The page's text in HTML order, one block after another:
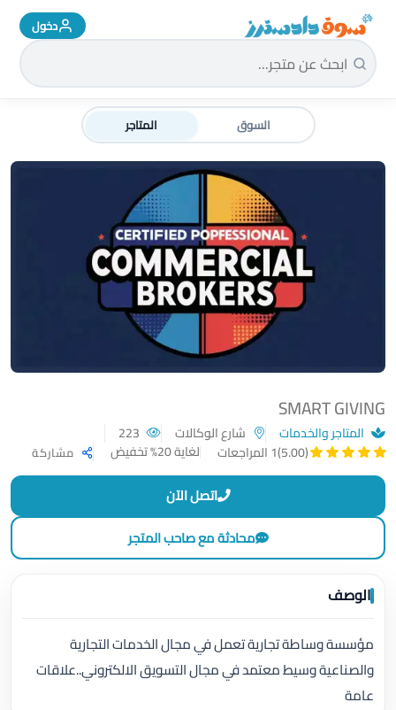
سوق دادسترز الرئيسية دخول
السوق المتاجر
SMART GIVING
المتاجر والخدمات شارع الوكالات
(5.00)
1 المراجعات لغاية 20% تخفيض مشاركة
اتصل الآن
محادثة مع صاحب المتجر
الوصف
مؤسسة وساطة تجارية تعمل في مجال الخدمات التجارية
والصناعية وسيط معتمد في مجال التسويق الالكتروني..علاقات
عامة